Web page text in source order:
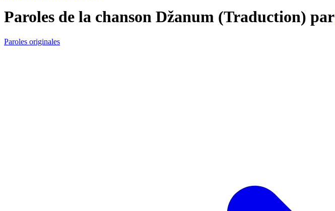
Paroles de la chanson Džanum (Traduction) par
Paroles originales